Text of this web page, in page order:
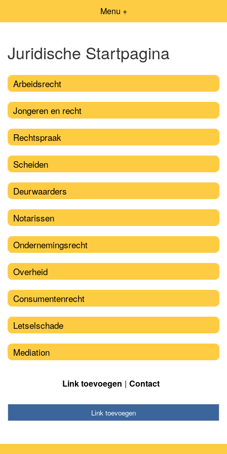
Menu +
Juridische Startpagina
Arbeidsrecht
Jongeren en recht
Rechtspraak
Scheiden
Deurwaarders
Notarissen
Ondernemingsrecht
Overheid
Consumentenrecht
Letselschade
Mediation
Link toevoegen Contact
Link toevoegen